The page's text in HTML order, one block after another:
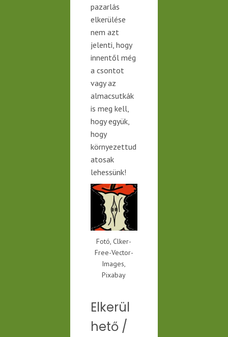
pazarlás
elkerülése
nem azt
jelenti, hogy
innentől még
a csontot
vagy az
almacsutkák
is meg kell,
hogy együk,
hogy
környezettud
atosak
lehessünk!
Fotó, Clker-
Free-Vector-
Images,
Pixabay
Elkerül
hető /